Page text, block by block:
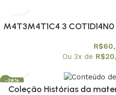
M4T3M4T1C4 3
R$
Ou 3x de R$
-36%
Coleção Histórias da